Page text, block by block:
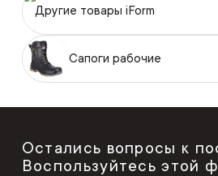
Другие товары iForm
Сапоги рабочие
Остались вопросы к
Воспользуйтесь этой